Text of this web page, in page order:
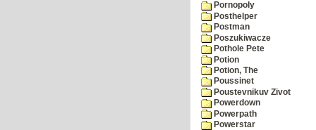
Pornopoly
Posthelper
Postman
Poszukiwacze
Pothole Pete
Potion
Potion, The
Poussinet
Poustevnikuv Zivot
Powerdown
Powerpath
Powerstar